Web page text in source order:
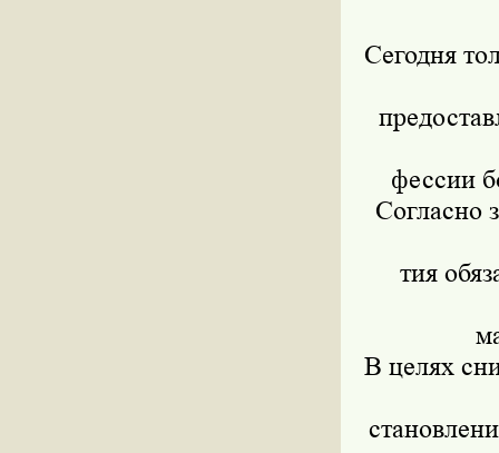
Сегодня
фессии
Согласно
тия
В целях